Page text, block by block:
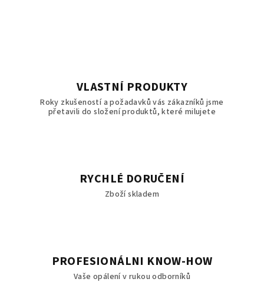
VLASTNÍ PRODUKTY
Roky zkušeností a požadavků vás zákazníků jsme
přetavili do složení produktů, které milujete
RYCHLÉ DORUČENÍ
Zboží skladem
PROFESIONÁLNI KNOW-HOW
Vaše opálení v rukou odborníků